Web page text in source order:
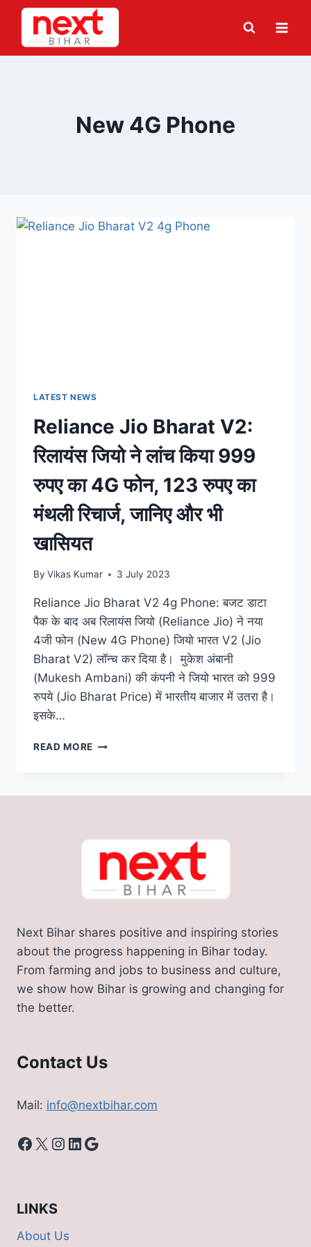
Skip
content
New 4G Phone
LATEST NEWS
Reliance Jio Bharat V2:
रिलायंस जियो ने लांच किया 999
रुपए का 4G फोन, 123 रुपए का
मंथली रिचार्ज, जानिए और भी
खासियत
By Vikas Kumar 3 July 2023
Reliance Jio Bharat V2 4g Phone: बजट डाटा
पैक के बाद अब रिलायंस जियो (Reliance Jio) ने नया
4जी फोन (New 4G Phone) जियो भारत V2 (Jio
Bharat V2) लॉन्च कर दिया है। मुकेश अंबानी
(Mukesh Ambani) की कंपनी ने जियो भारत को 999
रुपये (Jio Bharat Price) में भारतीय बाजार में उतरा है।
इसके…
READ MORE RELIANCE
किया
रुपए
फोन,
123
का
मंथली
खासियत
Next Bihar shares positive and inspiring stories
about the progress happening in Bihar today.
From farming and jobs to business and culture,
we show how Bihar is growing and changing for
the better.
Contact Us
Mail: info@nextbihar.com
Facebook
X Instagram
LinkedIn
Google
LINKS
About Us